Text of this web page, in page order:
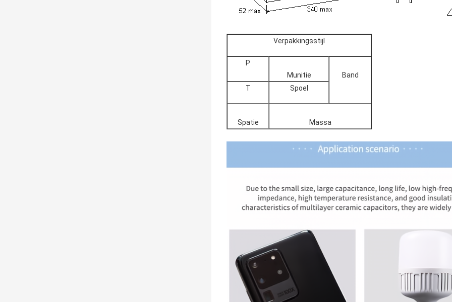
Verpakkingsstijl
P
Munitie
Band
T
Spoel
Spatie Massa